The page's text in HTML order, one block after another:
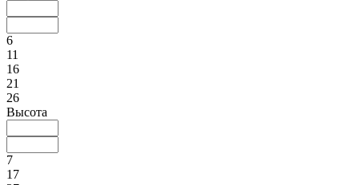
6
11
16
21
26
Высота
7
17